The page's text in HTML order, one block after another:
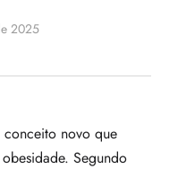
2025
conceito novo que
Segundo